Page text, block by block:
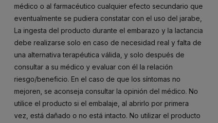
médico o al farmacéutico cualquier efecto secundario que
eventualmente se pudiera constatar con el uso del jarabe,
La ingesta del producto durante el embarazo y la lactancia
debe realizarse solo en caso de necesidad real y falta de
una alternativa terapéutica válida, y solo después de
consultar a su médico y evaluar con él la relación
riesgo/beneficio. En el caso de que los síntomas no
mejoren, se aconseja consultar la opinión del médico. No
utilice el producto si el embalaje, al abrirlo por primera
vez, está dañado o no está intacto. No utilizar el producto